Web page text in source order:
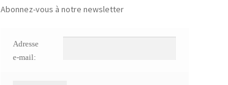
Abonnez-vous à notre newsletter
Adresse
e-mail: